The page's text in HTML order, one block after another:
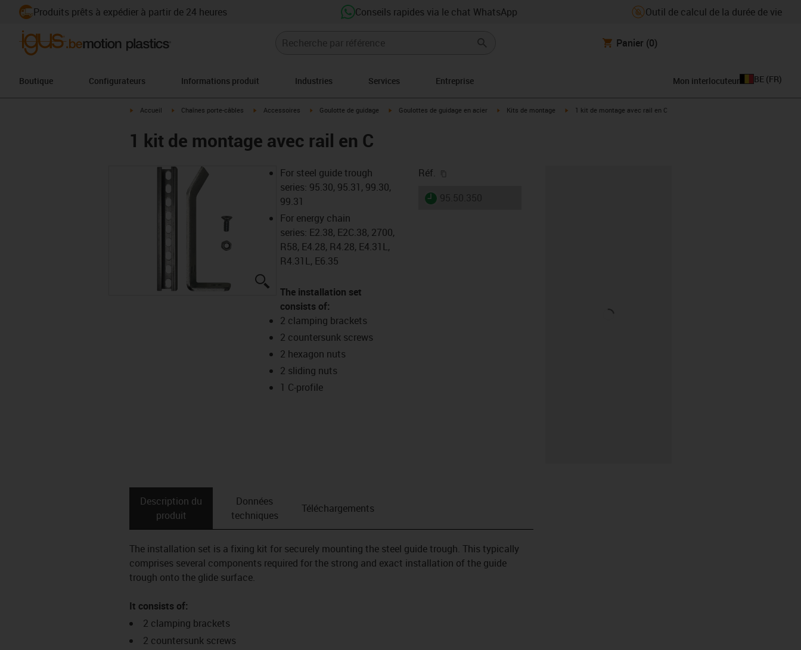
Produits prêts à expédier à partir de 24 heures Conseils rapides via le chat WhatsApp Outil de calcul de la durée de vie
Panier (0)
Boutique Configurateurs Informations produit Industries Services Entreprise Mon interlocuteur BE (FR)
igus-icon-arrow-right
Accueil igus-icon-arrow-right
Chaînes porte-câbles igus-icon-arrow-right
Accessoires igus-icon-arrow-right
Goulotte de guidage igus-icon-arrow-right
Goulottes de guidage en acier igus-icon-arrow-right
Kits de montage igus-icon-arrow-right
1 kit de montage avec rail en C
1 kit de montage avec rail en C
For steel guide trough
series: 95.30, 95.31, 99.30,
99.31
For energy chain
series: E2.38, E2C.38, 2700,
R58, E4.28, R4.28, E4.31L,
R4.31L, E6.35
The installation set
consists of:
2 clamping brackets
2 countersunk screws
2 hexagon nuts
2 sliding nuts
1 C-profile
Réf.
igus-icon-lieferzeit
Description du
produit
Données
techniques
Téléchargements
The installation set is a fixing kit for securely mounting the steel guide trough. This typically
comprises several components required for the strong and exact installation of the guide
trough onto the glide surface.
It consists of:
2 clamping brackets
2 countersunk screws